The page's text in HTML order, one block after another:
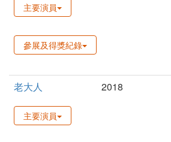
主要演員
參展及得獎紀錄
老大人 2018
主要演員